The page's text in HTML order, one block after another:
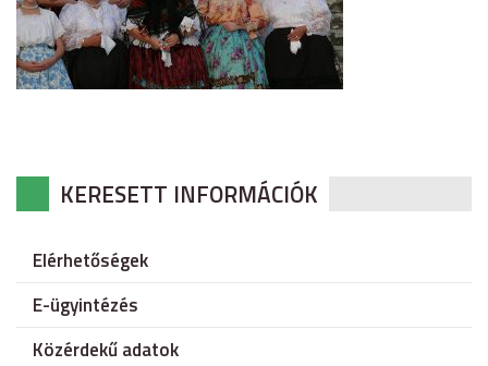
KERESETT INFORMÁCIÓK
Elérhetőségek
E-ügyintézés
Közérdekű adatok